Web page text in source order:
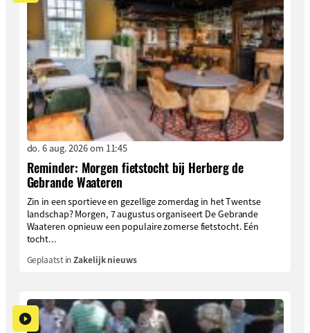
do. 6 aug. 2026 om 11:45
Reminder: Morgen fietstocht bij Herberg de
Gebrande Waateren
Zin in een sportieve en gezellige zomerdag in het Twentse
landschap? Morgen, 7 augustus organiseert De Gebrande
Waateren opnieuw een populaire zomerse fietstocht. Eén
tocht...
Geplaatst inZakelijk nieuws